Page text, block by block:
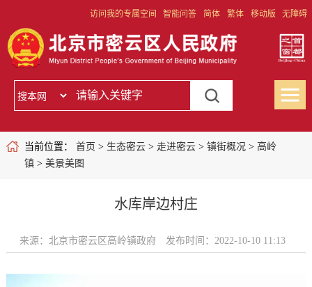
访问我的专属空间 智能问答 简体 繁体 移动版 无障碍
当前位置： 首页 > 生态密云> 走进密云> 镇街概况 > 高岭
镇> 美景美图
水库岸边村庄
来源：北京市密云区高岭镇政府 发布时间：2022-10-10 11:13